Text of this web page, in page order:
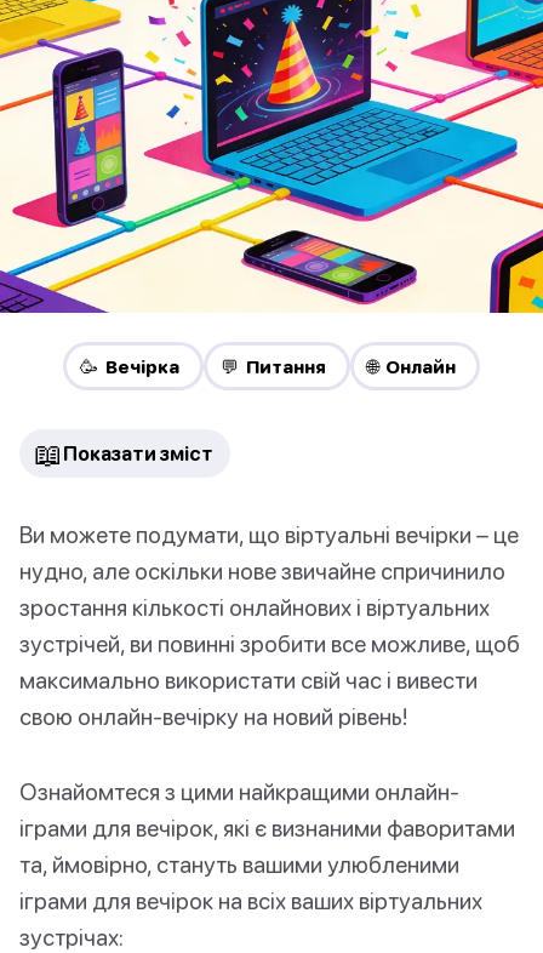
🥳 Вечірка 💬 Питання 🌐 Онлайн
📖 Показати зміст
Ви можете подумати, що віртуальні вечірки – це
нудно, але оскільки нове звичайне спричинило
зростання кількості онлайнових і віртуальних
зустрічей, ви повинні зробити все можливе, щоб
максимально використати свій час і вивести
свою онлайн-вечірку на новий рівень!
Ознайомтеся з цими найкращими онлайн-
іграми для вечірок, які є визнаними фаворитами
та, ймовірно, стануть вашими улюбленими
іграми для вечірок на всіх ваших віртуальних
зустрічах: